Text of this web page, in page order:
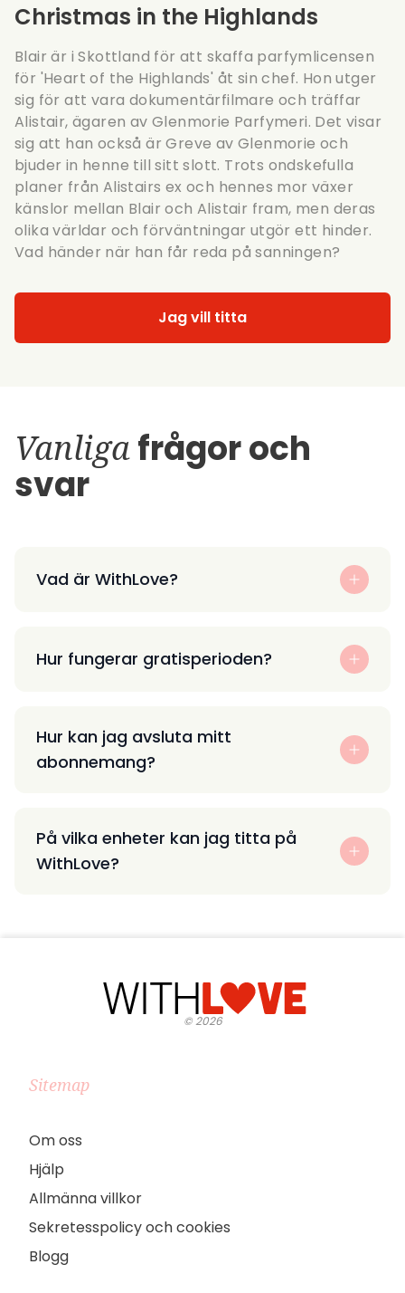
Christmas in the Highlands
Blair är i Skottland för att skaffa parfymlicensen
för 'Heart of the Highlands' åt sin chef. Hon utger
sig för att vara dokumentärfilmare och träffar
Alistair, ägaren av Glenmorie Parfymeri. Det visar
sig att han också är Greve av Glenmorie och
bjuder in henne till sitt slott. Trots ondskefulla
planer från Alistairs ex och hennes mor växer
känslor mellan Blair och Alistair fram, men deras
olika världar och förväntningar utgör ett hinder.
Vad händer när han får reda på sanningen?
Jag vill titta
Vanligafrågor och
svar
Vad är WithLove?
Hur fungerar gratisperioden?
Hur kan jag avsluta mitt
abonnemang?
På vilka enheter kan jag titta på
WithLove?
©2026
Sitemap
Om oss
Hjälp
Allmänna villkor
Sekretesspolicy och cookies
Blogg